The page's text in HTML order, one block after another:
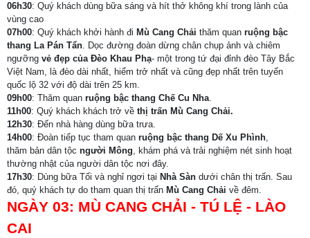
06h30: Quý khách dùng bữa sáng và hít thở không khí trong lành của
vùng cao
07h00: Quý khách khởi hành đi Mù Cang Chải thăm quan ruộng bậc
thang La Pán Tẩn. Dọc đường đoàn dừng chân chụp ảnh và chiêm
ngưỡng vẻ đẹp của Đèo Khau Phạ- một trong tứ đại đỉnh đèo Tây Bắc
Việt Nam, là đèo dài nhất, hiểm trở nhất và cũng đẹp nhất trên tuyến
quốc lộ 32 với độ dài trên 25 km.
09h00: Thăm quan ruộng bậc thang Chế Cu Nha.
11h00: Quý khách khách trở về thị trấn Mù Cang Chải.
12h30: Đến nhà hàng dùng bữa trưa.
14h00: Đoàn tiếp tục tham quan ruộng bậc thang Dế Xu Phình,
thăm bản dân tộc người Mông, khám phá và trải nghiệm nét sinh hoạt
thường nhật của người dân tộc nơi đây.
17h30: Dùng bữa Tối và nghỉ ngơi tại Nhà Sàn dưới chân thị trấn. Sau
đó, quý khách tự do tham quan thị trấn Mù Cang Chải về đêm.
NGÀY 03: MÙ CANG CHẢI - TÚ LỆ - LÀO
CAI